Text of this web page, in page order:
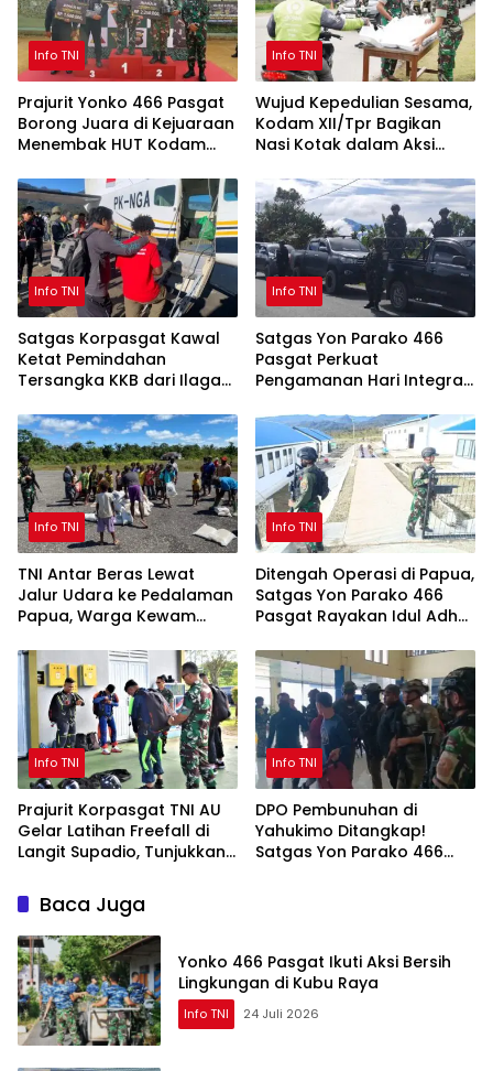
Info TNI
Prajurit Yonko 466 Pasgat
Borong Juara di Kejuaraan
Menembak HUT Kodam
Info TNI
Wujud Kepedulian Sesama,
Kodam XII/Tpr Bagikan
Nasi Kotak dalam Aksi
Info TNI
Satgas Korpasgat Kawal
Ketat Pemindahan
Tersangka KKB dari Ilaga
Info TNI
Satgas Yon Parako 466
Pasgat Perkuat
Pengamanan Hari Integrasi
Digelar di Dogiyai
Info TNI
TNI Antar Beras Lewat
Jalur Udara ke Pedalaman
Papua, Warga Kewam
Info TNI
Ditengah Operasi di Papua,
Satgas Yon Parako 466
Pasgat Rayakan Idul Adha
Info TNI
Prajurit Korpasgat TNI AU
Gelar Latihan Freefall di
Langit Supadio, Tunjukkan
Kesiapan Tempur
Info TNI
DPO Pembunuhan di
Yahukimo Ditangkap!
Satgas Yon Parako 466
Baca Juga
Yonko 466 Pasgat Ikuti Aksi Bersih
Lingkungan di Kubu Raya
Info TNI 24 Juli 2026